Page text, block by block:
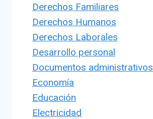
Derechos Familiares
Derechos Humanos
Derechos Laborales
Desarrollo personal
Documentos administrativos
Economía
Educación
Electricidad